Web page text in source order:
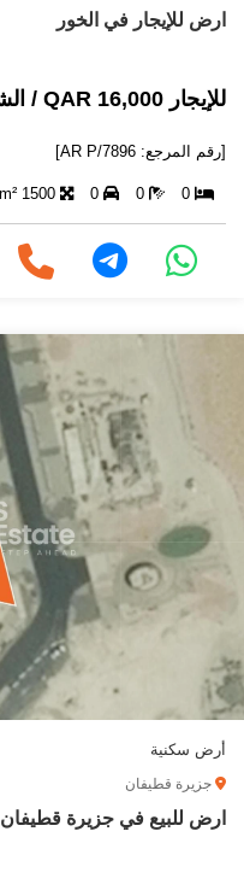
ارض للإيجار في الخور
للإيجار 16,000 QAR / الشهر
[رقم المرجع: AR P/7896]
0
0
0
1500 m²
أرض سكنية
جزيرة قطيفان
ارض للبيع في جزيرة قطيفان